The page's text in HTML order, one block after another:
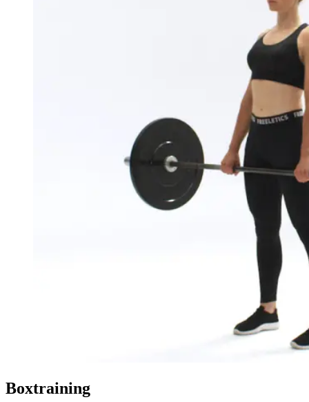
Boxtraining